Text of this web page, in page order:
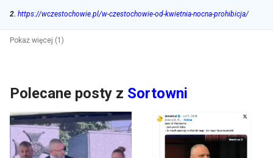
2. https://wczestochowie.pl/w-czestochowie-od-kwietnia-nocna-prohibicja/
Pokaż więcej (1)
Polecane posty z Sortowni